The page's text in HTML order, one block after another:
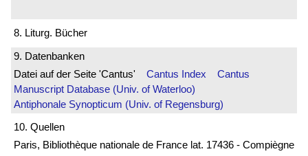
8. Liturg. Bücher
9. Datenbanken
Datei auf der Seite 'Cantus' Cantus Index
Cantus
Manuscript Database (Univ. of Waterloo)
Antiphonale Synopticum (Univ. of Regensburg)
10. Quellen
Paris, Bibliothèque nationale de France lat. 17436 - Compiègne